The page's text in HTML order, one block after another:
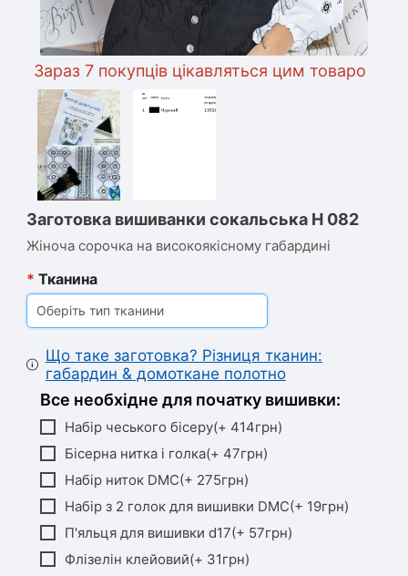
Зараз 7 покупців цікавляться цим товаром
Заготовка вишиванки сокальська Н 082
Жіноча сорочка на високоякісному габардині
* Тканина
Оберіть тип тканини
Що таке заготовка? Різниця тканин:
габардин & домоткане полотно
Все необхідне для початку вишивки:
Набір чеського бісеру(+ 414грн)
Бісерна нитка і голка(+ 47грн)
Набір ниток DMC(+ 275грн)
Набір з 2 голок для вишивки DMC(+ 19грн)
П'яльця для вишивки d17(+ 57грн)
Флізелін клейовий(+ 31грн)